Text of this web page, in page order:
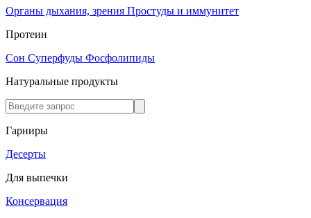
Органы дыхания, зрения Простуды и иммунитет
Протеин
Сон Суперфуды Фосфолипиды
Натуральные продукты
Гарниры
Десерты
Для выпечки
Консервация